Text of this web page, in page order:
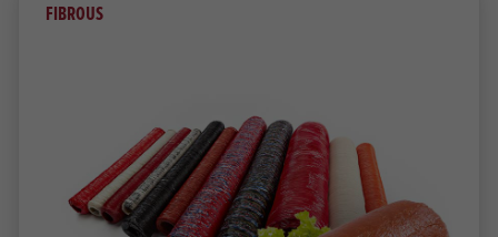
FIBROUS